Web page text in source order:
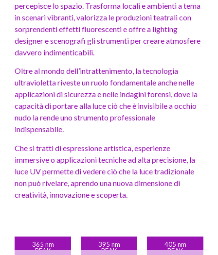
percepisce lo spazio. Trasforma locali e ambienti a tema
in scenari vibranti, valorizza le produzioni teatrali con
sorprendenti effetti fluorescenti e offre a lighting
designer e scenografi gli strumenti per creare atmosfere
davvero indimenticabili.
Oltre al mondo dell’intrattenimento, la tecnologia
ultravioletta riveste un ruolo fondamentale anche nelle
applicazioni di sicurezza e nelle indagini forensi, dove la
capacità di portare alla luce ciò che è invisibile a occhio
nudo la rende uno strumento professionale
indispensabile.
Che si tratti di espressione artistica, esperienze
immersive o applicazioni tecniche ad alta precisione, la
luce UV permette di vedere ciò che la luce tradizionale
non può rivelare, aprendo una nuova dimensione di
creatività, innovazione e scoperta.
365 nm
PEAK
395 nm
PEAK
405 nm
PEAK